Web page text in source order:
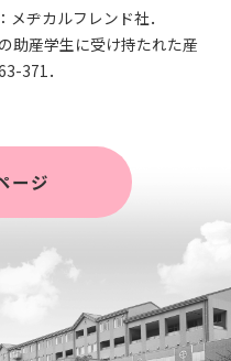
ヂカルフレンド社．
助産学生に受け持たれた産
371．
ージ